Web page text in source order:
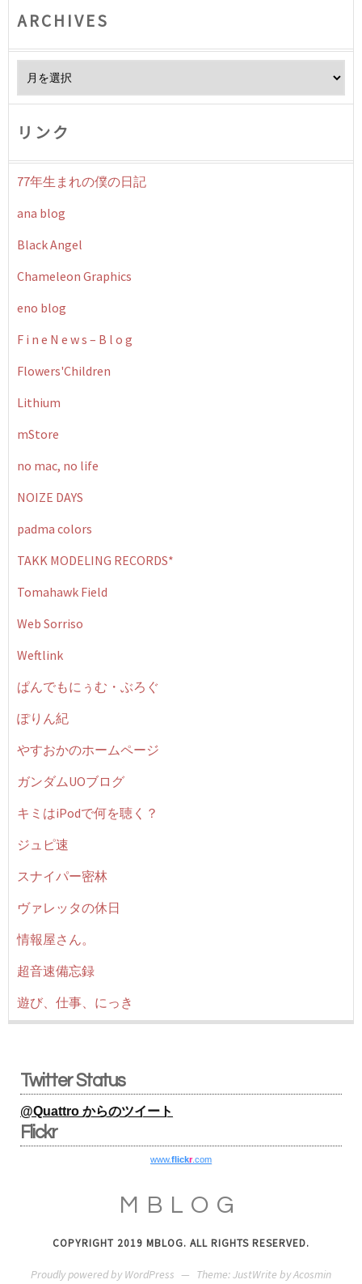
ARCHIVES
リンク
77年生まれの僕の日記
ana blog
Black Angel
Chameleon Graphics
eno blog
F i n e N e w s – B l o g
Flowers'Children
Lithium
mStore
no mac, no life
NOIZE DAYS
padma colors
TAKK MODELING RECORDS*
Tomahawk Field
Web Sorriso
Weftlink
ぱんでもにぅむ・ぶろぐ
ぽりん紀
やすおかのホームページ
ガンダムUOブログ
キミはiPodで何を聴く？
ジュピ速
スナイパー密林
ヴァレッタの休日
情報屋さん。
超音速備忘録
遊び、仕事、にっき
Twitter Status
@Quattro からのツイート
Flickr
www.flickr.com
MBLOG
COPYRIGHT 2019 MBLOG. ALL RIGHTS RESERVED.
Proudly powered by WordPress — Theme: JustWrite byAcosmin